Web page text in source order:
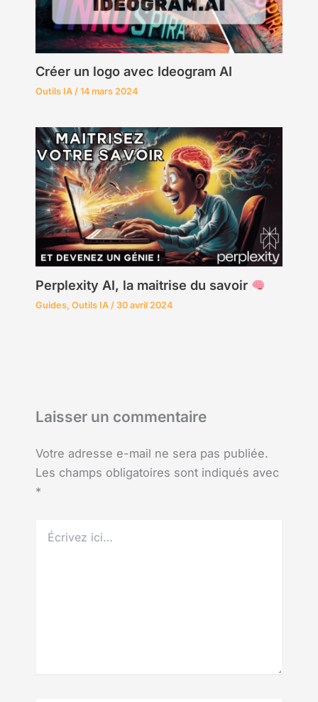
Créer un logo avec Ideogram AI
Outils IA/ 14 mars 2024
Perplexity AI, la maitrise du savoir
Guides, Outils IA/ 30 avril 2024
Laisser un commentaire
Votre adresse e-mail ne sera pas publiée.
Les champs obligatoires sont indiqués avec
*
ici…